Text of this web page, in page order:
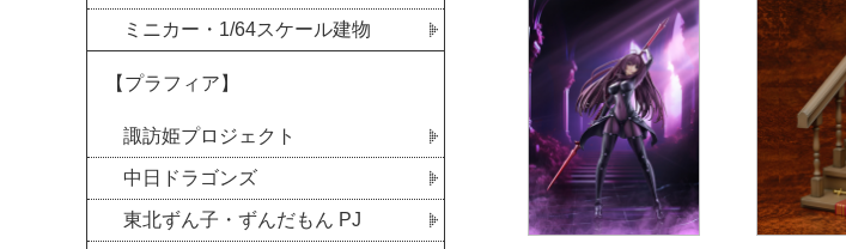
ミニカー・1/64スケール建物
【プラフィア】
諏訪姫プロジェクト
中日ドラゴンズ
東北ずん子・ずんだもん PJ